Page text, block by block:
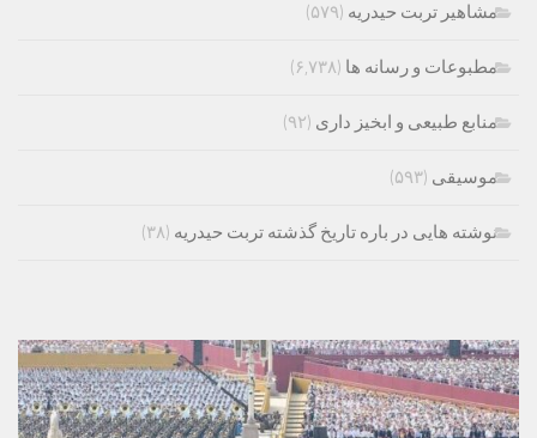
مشاهیر تربت حیدریه (۵۷۹)
مطبوعات و رسانه ها (۶,۷۳۸)
منابع طبیعی و ابخیز داری (۹۲)
موسیقی (۵۹۳)
نوشته هایی در باره تاریخ گذشته تربت حیدریه (۳۸)